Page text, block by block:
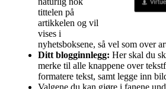
tittelen på
artikkelen og vil
vises i
nyhetsboksene, så vel som over
Ditt blogginnlegg: Her skal du
merke til alle knappene over
formatere tekst, samt legge inn
Valgene du kan gjøre i fanene